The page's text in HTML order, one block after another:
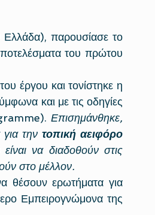
παρουσίασε το
του πρώτου
έργου και τονίστηκε η
και με τις οδηγίες
Επισημάνθηκε,
την τοπική αειφόρο
να διαδοθούν στις
στο μέλλον.
θέσουν ερωτήματα για